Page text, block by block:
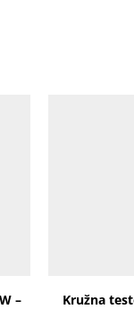
–
Kružna